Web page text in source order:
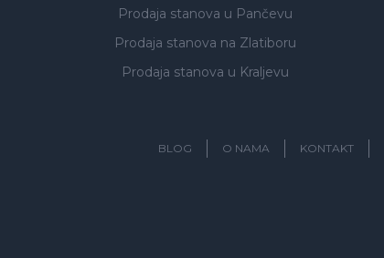
Prodaja stanova u Pančevu
Prodaja stanova na Zlatiboru
Prodaja stanova u Kraljevu
BLOG O NAMA KONTAKT